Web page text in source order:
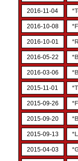
2016-11-04
2016-10-08
2016-10-01
2016-05-22
2016-03-06
2015-11-01
2015-09-26
2015-09-20
2015-09-13
2015-04-03